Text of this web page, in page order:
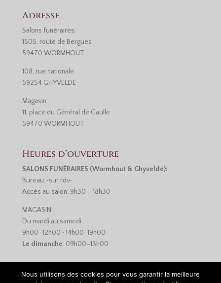
Adresse
Salons funéraires:
1505, route de Bergues
59470 WORMHOUT
108, rue nationale
59254 GHYVELDE
Magasin:
11, place du Général de Gaulle
59470 WORMHOUT
Heures d’ouverture
SALONS FUNÉRAIRES (Wormhout & Ghyvelde):
Bureau: •sur rdv•
Accès au salon: 9h30 – 18h30
MAGASIN:
Du mardi au samedi:
9h00–12h00 • 14h00-19h00
Le dimanche: 09h00–13h00
Nous utilisons des cookies pour vous garantir la meilleure